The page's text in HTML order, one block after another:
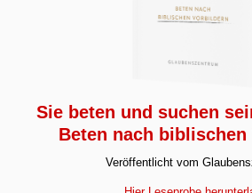
Sie beten und suchen
Beten nach biblischen
Veröffentlicht vom